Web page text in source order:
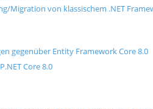
Migration von klassischem .NET
gegenüber Entity Framework Core 8.0
Core 8.0